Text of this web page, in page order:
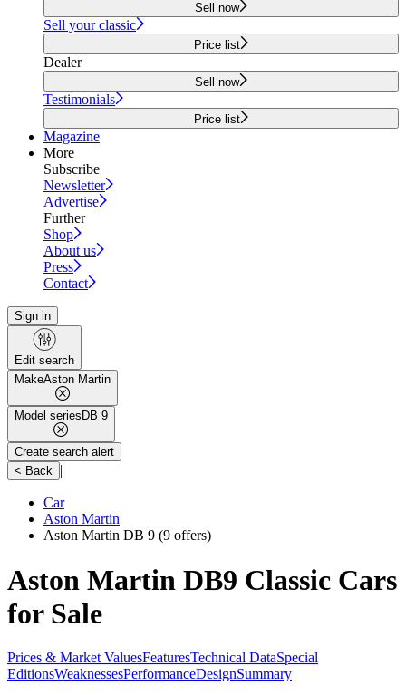
Sell now
Sell your classic
Price list
Dealer
Sell now
Testimonials
Price list
Magazine
More
Subscribe
Newsletter
Advertise
Further
Shop
About us
Press
Contact
Sign in
Edit search
MakeAston Martin
Model series DB 9
Create search alert
< Back |
Car
Aston Martin
Aston Martin DB 9 (9 offers)
Aston Martin DB9 Classic Cars
for Sale
Prices & Market ValuesFeaturesTechnical DataSpecial
EditionsWeaknessesPerformanceDesignSummary